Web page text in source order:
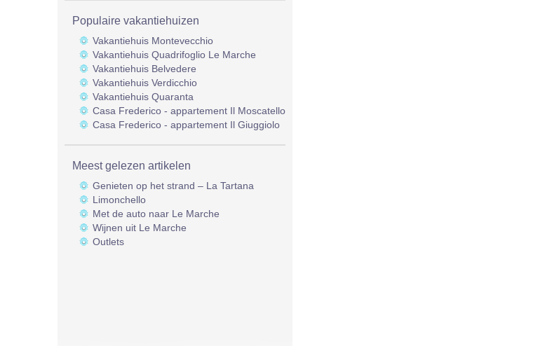
Populaire vakantiehuizen
Vakantiehuis Montevecchio
Vakantiehuis Quadrifoglio Le Marche
Vakantiehuis Belvedere
Vakantiehuis Verdicchio
Vakantiehuis Quaranta
Casa Frederico - appartement Il Moscatello
Casa Frederico - appartement Il Giuggiolo
Meest gelezen artikelen
Genieten op het strand – La Tartana
Limonchello
Met de auto naar Le Marche
Wijnen uit Le Marche
Outlets